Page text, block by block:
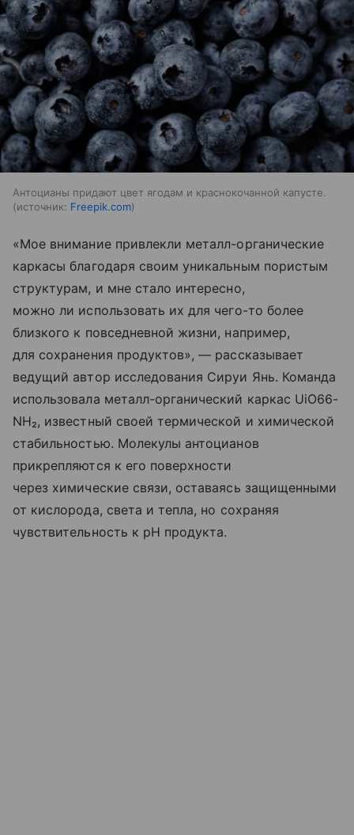
Антоцианы придают цвет ягодам и краснокочанной капусте.
источник: Freepik.com
«Мое внимание привлекли металл-органические
каркасы благодаря своим уникальным пористым
структурам, и мне стало интересно,
можно ли использовать их для чего-то более
близкого к повседневной жизни, например,
для сохранения продуктов», — рассказывает
ведущий автор исследования Сируи Янь. Команда
использовала металл-органический каркас UiO66-
NH₂, известный своей термической и химической
стабильностью. Молекулы антоцианов
прикрепляются к его поверхности
через химические связи, оставаясь защищенными
от кислорода, света и тепла, но сохраняя
чувствительность к pH продукта.